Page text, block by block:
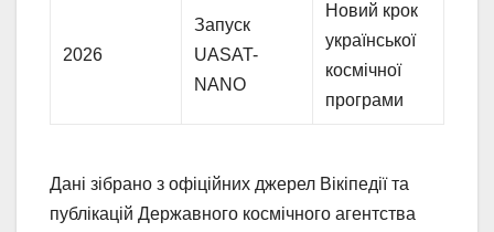
2026
Запуск
UASAT-
NANO
Новий крок
української
космічної
програми
Дані зібрано з офіційних джерел Вікіпедії та
публікацій Державного космічного агентства